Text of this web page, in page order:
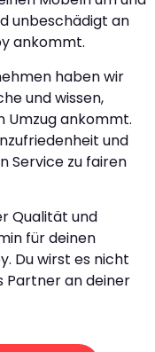
unbeschädigt an
ankommt.
haben wir
und wissen,
Umzug ankommt.
und
Service zu fairen
Qualität und
für deinen
Du wirst es nicht
Partner an deiner